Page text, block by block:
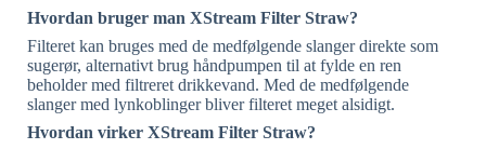
Hvordan bruger man XStream Filter Straw?
Filteret kan bruges med de medfølgende slanger direkte som
sugerør, alternativt brug håndpumpen til at fylde en ren
beholder med filtreret drikkevand. Med de medfølgende
slanger med lynkoblinger bliver filteret meget alsidigt.
Hvordan virker XStream Filter Straw?